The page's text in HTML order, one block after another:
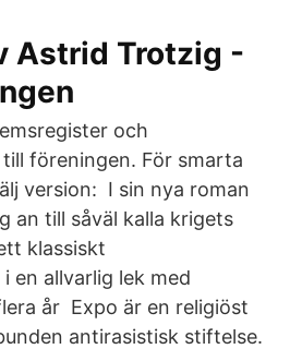
Astrid Trotzig -
och
föreningen. För smarta
version: I sin nya roman
an till såväl kalla krigets
klassiskt
en allvarlig lek med
år Expo är en religiöst
antirasistisk stiftelse.